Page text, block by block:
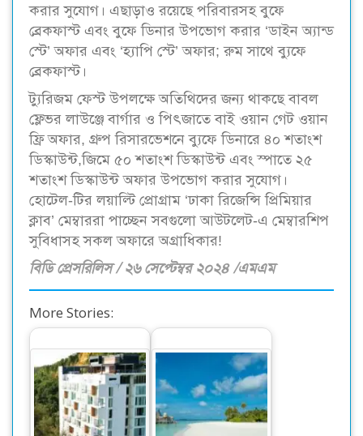
করার সুযোগ। এছাড়াও রয়েছে পরিবারসহ বুফে
ব্রেকফাস্ট এবং বুফে ডিনার উপভোগ করার ‘ডাইন অ্যান্ড
স্টে’ অফার এবং ‘হ্যাপি স্টে’ অফার; রুম সাথে ব্যুফে
ব্রেকফাস্ট।
ট্যুরিজম ফেস্ট উপলক্ষে অতিথিদের জন্য থাকছে বাবল
ফ্লেভর লাউঞ্জে বার্গার ও পিৎজাতে বাই ওয়ান গেট ওয়ান
ফ্রি অফার, গ্রুপ রিসারভেশনে ব্যুফে ডিনারে ৪০ শতাংশ
ডিস্কাউন্ট,জিমে ৫০ শতাংশ ডিস্কাউন্ট এবং স্পাতে ২৫
শতাংশ ডিস্কাউন্ট অফার উপভোগ করার সুযোগ।
হোটেল-টির লয়াল্টি প্রোগ্রাম ‘ঢাকা রিজেন্সি প্রিমিয়ার
ক্লাব’ মেম্বাররা পাচ্ছেন সবগুলো আউটলেট-এ মেম্বারশিপ
সুবিধাসহ সকল অফারে অগ্রাধিকার!
বিডি প্রেসরিলিস / ২৬ সেপ্টেম্বর ২০২৪ /এমএম
More Stories:
শিগগিরই উদ্বোধন হতে
যাচ্ছে হোটেল ‘বেস্ট
মালদ্বীপের নীলাভ
সৌন্দর্য উপভোগের